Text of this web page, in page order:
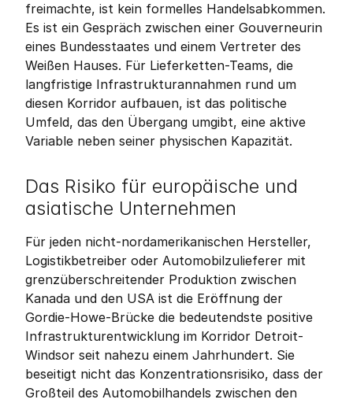
freimachte, ist kein formelles Handelsabkommen.
Es ist ein Gespräch zwischen einer Gouverneurin
eines Bundesstaates und einem Vertreter des
Weißen Hauses. Für Lieferketten-Teams, die
langfristige Infrastrukturannahmen rund um
diesen Korridor aufbauen, ist das politische
Umfeld, das den Übergang umgibt, eine aktive
Variable neben seiner physischen Kapazität.
Das Risiko für europäische und
asiatische Unternehmen
Für jeden nicht-nordamerikanischen Hersteller,
Logistikbetreiber oder Automobilzulieferer mit
grenzüberschreitender Produktion zwischen
Kanada und den USA ist die Eröffnung der
Gordie-Howe-Brücke die bedeutendste positive
Infrastrukturentwicklung im Korridor Detroit-
Windsor seit nahezu einem Jahrhundert. Sie
beseitigt nicht das Konzentrationsrisiko, dass der
Großteil des Automobilhandels zwischen den